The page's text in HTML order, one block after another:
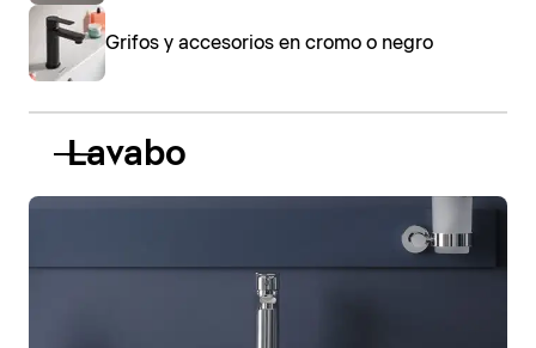
Grifos y accesorios en cromo o negro
Lavabo